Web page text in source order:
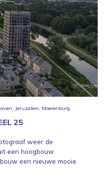
Jeruzalem, Moerenburg
25
weer de
een hoogbouw
een nieuwe mooie